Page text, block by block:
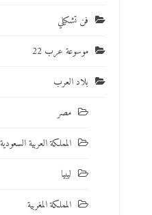
فن تشكيلي
موسوعة عرب 22
بلاد العرب
مصر
المملكة العربية السعودية
ليبيا
المملكة المغربية